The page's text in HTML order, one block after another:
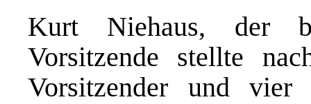
Kurt Niehaus, der
Vorsitzende stellte
Vorsitzender und vier